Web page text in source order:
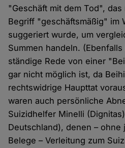
"Geschäft mit dem Tod",
Begriff "geschäftsmäßig" im
suggeriert wurde, um
Summen handeln.
ständige Rede von einer
gar nicht möglich ist, da
rechtswidrige Haupttat
waren auch persönliche
Suizidhelfer Minelli
Deutschland), denen –
Belege – Verleitung zum